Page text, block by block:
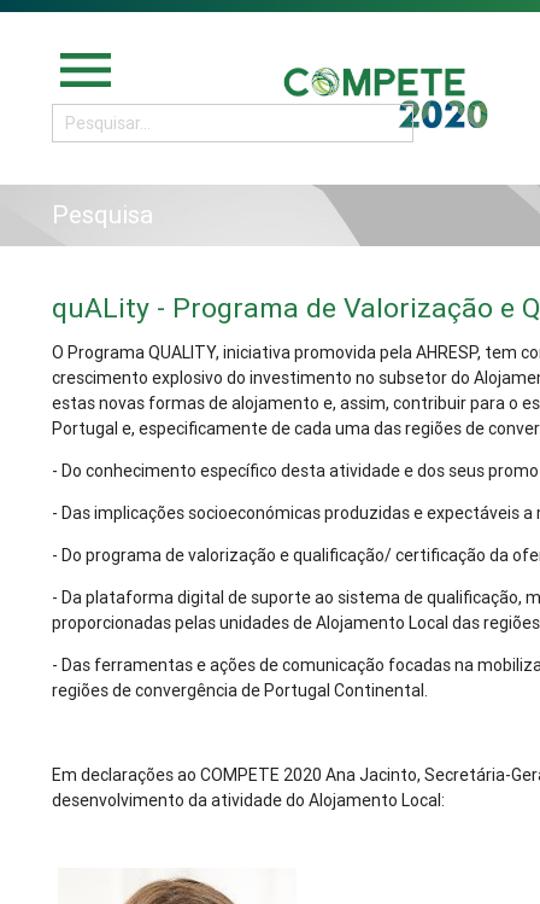
menu
Pesquisa
quALity - Programa de Valorização e
O Programa QUALITY, iniciativa promovida pela AHRESP,
crescimento explosivo do investimento no subsetor do
estas novas formas de alojamento e, assim, contribuir para o
Portugal e, especificamente de cada uma das regiões de
- Do conhecimento específico desta atividade e dos seus
- Das implicações socioeconómicas produzidas e expectáveis
- Do programa de valorização e qualificação/ certificação da
- Da plataforma digital de suporte ao sistema de qualificação,
proporcionadas pelas unidades de Alojamento Local das
- Das ferramentas e ações de comunicação focadas na
regiões de convergência de Portugal Continental.
Em declarações ao COMPETE 2020 Ana Jacinto, Secretária-
desenvolvimento da atividade do Alojamento Local: